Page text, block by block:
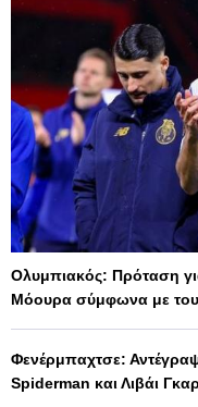
Ολυμπιακός: Πρόταση
Μόουρα σύμφωνα με
Φενέρμπαχτσε:
Spiderman και Λιβάι